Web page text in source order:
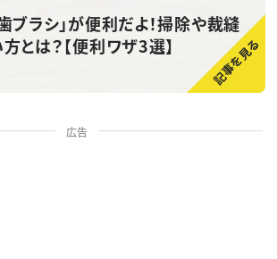
ブラシ」が便利だよ！掃除や裁縫
とは？【便利ワザ3選】
広告